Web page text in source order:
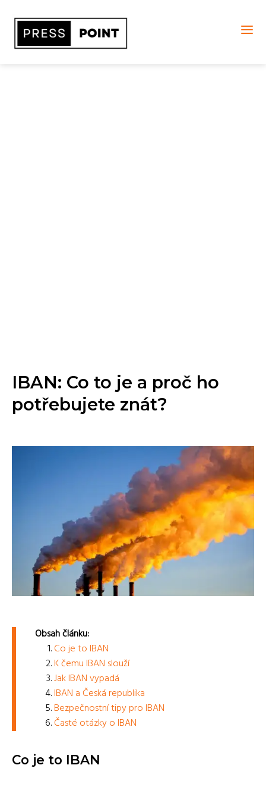
IBAN: Co to je a proč ho
potřebujete znát?
Obsah článku:
Co je to IBAN
K čemu IBAN slouží
Jak IBAN vypadá
IBAN a Česká republika
Bezpečnostní tipy pro IBAN
Časté otázky o IBAN
Co je to IBAN